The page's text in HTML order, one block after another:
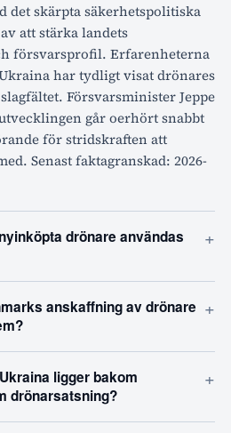
det skärpta säkerhetspolitiska
att stärka landets
försvarsprofil. Erfarenheterna
har tydligt visat drönares
Försvarsminister Jeppe
går oerhört snabbt
för stridskraften att
Senast faktagranskad: 2026-
drönare användas
+
anskaffning av drönare +
ligger bakom
drönarsatsning?
+